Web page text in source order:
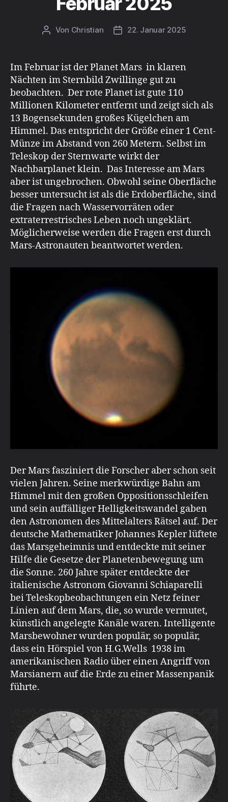
Beitragsautor
Von Christian Beitragsdatum
22. Januar 2025
Im Februar ist der Planet Mars in klaren
Nächten im Sternbild Zwillinge gut zu
beobachten. Der rote Planet ist gute 110
Millionen Kilometer entfernt und zeigt sich als
13 Bogensekunden großes Kügelchen am
Himmel. Das entspricht der Größe einer 1 Cent-
Münze im Abstand von 260 Metern. Selbst im
Teleskop der Sternwarte wirkt der
Nachbarplanet klein. Das Interesse am Mars
aber ist ungebrochen. Obwohl seine Oberfläche
besser untersucht ist als die Erdoberfläche, sind
die Fragen nach Wasservorräten oder
extraterrestrisches Leben noch ungeklärt.
Möglicherweise werden die Fragen erst durch
Mars-Astronauten beantwortet werden.
Der Mars fasziniert die Forscher aber schon seit
vielen Jahren. Seine merkwürdige Bahn am
Himmel mit den großen Oppositionsschleifen
und sein auffälliger Helligkeitswandel gaben
den Astronomen des Mittelalters Rätsel auf. Der
deutsche Mathematiker Johannes Kepler lüftete
das Marsgeheimnis und entdeckte mit seiner
Hilfe die Gesetze der Planetenbewegung um
die Sonne. 260 Jahre später entdeckte der
italienische Astronom Giovanni Schiaparelli
bei Teleskopbeobachtungen ein Netz feiner
Linien auf dem Mars, die, so wurde vermutet,
künstlich angelegte Kanäle waren. Intelligente
Marsbewohner wurden populär, so populär,
dass ein Hörspiel von H.G.Wells 1938 im
amerikanischen Radio über einen Angriff von
Marsianern auf die Erde zu einer Massenpanik
führte.